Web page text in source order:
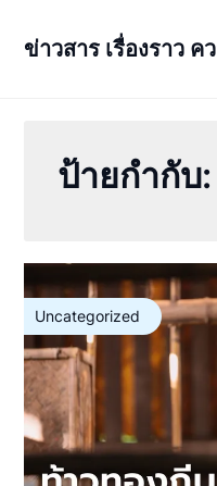
ข่าวสาร เรื่องราว ค
ป้ายกำกับ:
Uncategorized